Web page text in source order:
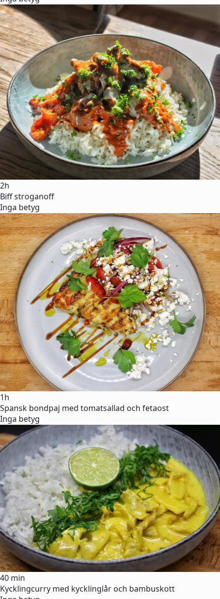
2h
Biff stroganoff
Inga betyg
1h
Spansk bondpaj med tomatsallad och fetaost
Inga betyg
40 min
Kycklingcurry med kycklinglår och bambuskott